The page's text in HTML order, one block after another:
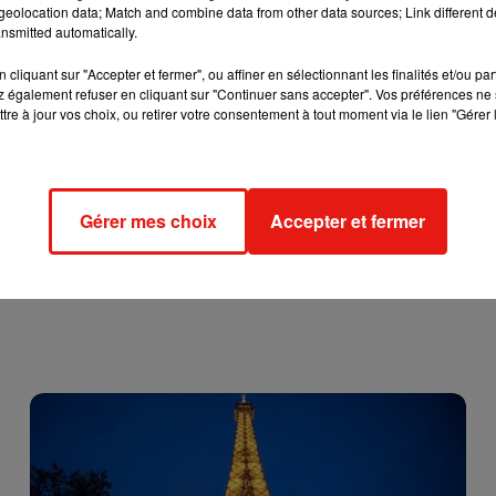
de sortir un couteau et de menacer la passagère du
a retourné le couteau contre elle, la poignardant à la
Georges Pompidou où il a subi jeudi une opération
par la police, mais l’arme utilisée n’aurait pas été
data; Match and combine data from other data sources; Link different
automatically.
cliquant sur "Accepter et fermer", ou affiner en sélectionnant les finalités et/ou
également refuser en cliquant sur "Continuer sans accepter". Vos préférences
à jour vos choix, ou retirer votre consentement à tout moment via le lien
Gérer mes choix Accepter et fermer